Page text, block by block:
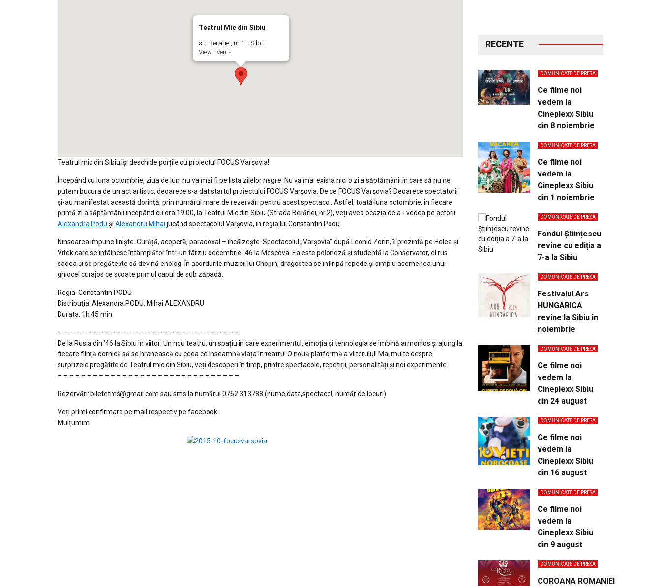
Teatrul Mic din Sibiu
str. Berariei, nr. 1 - Sibiu
View Events
Teatrul mic din Sibiu își deschide porțile cu proiectul FOCUS Varșovia!
Începând cu luna octombrie, ziua de luni nu va mai fi pe lista zilelor negre. Nu va mai exista nici o zi a săptămânii în care să nu ne
putem bucura de un act artistic, deoarece s-a dat startul proiectului FOCUS Varșovia. De ce FOCUS Varșovia? Deoarece spectatorii
și-au manifestat această dorință, prin numărul mare de rezervări pentru acest spectacol. Astfel, toată luna octombrie, în fiecare
primă zi a săptămânii începând cu ora 19:00, la Teatrul Mic din Sibiu (Strada Berăriei, nr.2), veți avea ocazia de a-i vedea pe actorii
Alexandra Podu și Alexandru Mihai jucând spectacolul Varșovia, în regia lui Constantin Podu.
Ninsoarea impune liniște. Curăță, acoperă, paradoxal – încălzește. Spectacolul „Varșovia” după Leonid Zorin, ȋi prezintă pe Helea și
Vitek care se întâlnesc întâmplător într-un târziu decembrie `46 la Moscova. Ea este poloneză și studentă la Conservator, el rus
sadea și se pregătește să devină enolog. În acordurile muzicii lui Chopin, dragostea se înfiripă repede și simplu asemenea unui
ghiocel curajos ce scoate primul capul de sub zăpadă.
Regia: Constantin PODU
Distribuţia: Alexandra PODU, Mihai ALEXANDRU
Durata: 1h 45 min
– – – – – – – – – – – – – – – – – – – – – – – – – – – – – – –
De la Rusia din ’46 la Sibiu în viitor: Un nou teatru, un spațiu în care experimentul, emoția și tehnologia se îmbină armonios și ajung la
fiecare ființă dornică să se hranească cu ceea ce înseamnă viața în teatru! O nouă platformă a viitorului! Mai multe despre
surprizele pregătite de Teatrul mic din Sibiu, veți descoperi în timp, printre spectacole, repetiții, personalități și noi experimente.
– – – – – – – – – – – – – – – – – – – – – – – – – – – – – – –
Rezervări: biletetms@gmail.com sau sms la numărul 0762 313788 (nume,data,spectacol, număr de locuri)
Veți primi confirmare pe mail respectiv pe facebook.
Mulțumim!
RECENTE
COMUNICATE DE PRESA
Ce filme noi
vedem la
Cineplexx Sibiu
din 8 noiembrie
COMUNICATE DE PRESA
Ce filme noi
vedem la
Cineplexx Sibiu
din 1 noiembrie
COMUNICATE DE PRESA
Fondul Științescu
revine cu ediția a
7-a la Sibiu
COMUNICATE DE PRESA
Festivalul Ars
HUNGARICA
revine la Sibiu în
noiembrie
COMUNICATE DE PRESA
Ce filme noi
vedem la
Cineplexx Sibiu
din 24 august
COMUNICATE DE PRESA
Ce filme noi
vedem la
Cineplexx Sibiu
din 16 august
COMUNICATE DE PRESA
Ce filme noi
vedem la
Cineplexx Sibiu
din 9 august
COMUNICATE DE PRESA
COROANA ROMANIEI